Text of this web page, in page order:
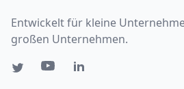
Entwickelt für kleine
großen Unternehmen.